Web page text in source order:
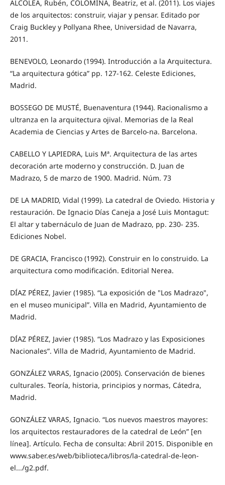
ALCOLEA, Rubén, COLOMINA, Beatriz, et al. (2011). Los viajes
de los arquitectos: construir, viajar y pensar. Editado por
Craig Buckley y Pollyana Rhee, Universidad de Navarra,
2011.
BENEVOLO, Leonardo (1994). Introducción a la Arquitectura.
“La arquitectura gótica” pp. 127-162. Celeste Ediciones,
Madrid.
BOSSEGO DE MUSTÉ, Buenaventura (1944). Racionalismo a
ultranza en la arquitectura ojival. Memorias de la Real
Academia de Ciencias y Artes de Barcelo-na. Barcelona.
CABELLO Y LAPIEDRA, Luis Mª. Arquitectura de las artes
decoración arte moderno y construcción. D. Juan de
Madrazo, 5 de marzo de 1900. Madrid. Núm. 73
DE LA MADRID, Vidal (1999). La catedral de Oviedo. Historia y
restauración. De Ignacio Días Caneja a José Luis Montagut:
El altar y tabernáculo de Juan de Madrazo, pp. 230- 235.
Ediciones Nobel.
DE GRACIA, Francisco (1992). Construir en lo construido. La
arquitectura como modificación. Editorial Nerea.
DÍAZ PÉREZ, Javier (1985). “La exposición de "Los Madrazo",
en el museo municipal”. Villa en Madrid, Ayuntamiento de
Madrid.
DÍAZ PÉREZ, Javier (1985). “Los Madrazo y las Exposiciones
Nacionales”. Villa de Madrid, Ayuntamiento de Madrid.
GONZÁLEZ VARAS, Ignacio (2005). Conservación de bienes
culturales. Teoría, historia, principios y normas, Cátedra,
Madrid.
GONZÁLEZ VARAS, Ignacio. “Los nuevos maestros mayores:
los arquitectos restauradores de la catedral de León” [en
línea]. Artículo. Fecha de consulta: Abril 2015. Disponible en
www.saber.es/web/biblioteca/libros/la-catedral-de-leon-
el.../g2.pdf.